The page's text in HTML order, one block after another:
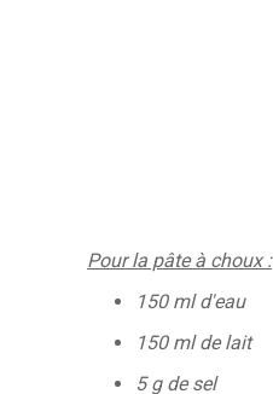
Pour la pâte à choux :
150 ml d'eau
150 ml de lait
5 g de sel